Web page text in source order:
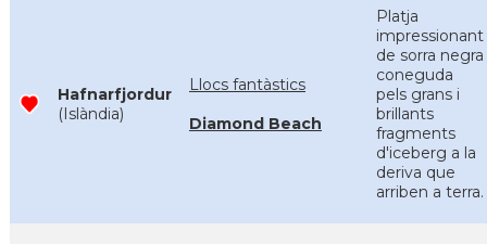
Hafnarfjordur
(Islàndia)
Llocs fantàstics
Diamond Beach
Platja
impressionant
de sorra negra
coneguda
pels grans i
brillants
fragments
d'iceberg a la
deriva que
arriben a terra.